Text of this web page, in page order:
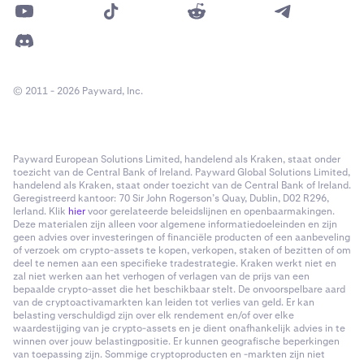
© 2011 - 2026 Payward, Inc.
Payward European Solutions Limited, handelend als Kraken, staat onder
toezicht van de Central Bank of Ireland. Payward Global Solutions Limited,
handelend als Kraken, staat onder toezicht van de Central Bank of Ireland.
Geregistreerd kantoor: 70 Sir John Rogerson’s Quay, Dublin, D02 R296,
Ierland. Klik hiervoor gerelateerde beleidslijnen en openbaarmakingen.
Deze materialen zijn alleen voor algemene informatiedoeleinden en zijn
geen advies over investeringen of financiële producten of een aanbeveling
of verzoek om crypto-assets te kopen, verkopen, staken of bezitten of om
deel te nemen aan een specifieke tradestrategie. Kraken werkt niet en
zal niet werken aan het verhogen of verlagen van de prijs van een
bepaalde crypto-asset die het beschikbaar stelt. De onvoorspelbare aard
van de cryptoactivamarkten kan leiden tot verlies van geld. Er kan
belasting verschuldigd zijn over elk rendement en/of over elke
waardestijging van je crypto-assets en je dient onafhankelijk advies in te
winnen over jouw belastingpositie. Er kunnen geografische beperkingen
van toepassing zijn. Sommige cryptoproducten en -markten zijn niet